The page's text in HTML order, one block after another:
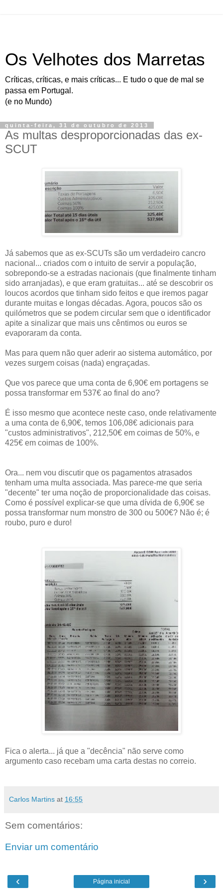
Os Velhotes dos Marretas
Críticas, críticas, e mais críticas... E tudo o que de mal se
passa em Portugal.
(e no Mundo)
quinta-feira, 31 de outubro de 2013
As multas desproporcionadas das ex-
SCUT
Já sabemos que as ex-SCUTs são um verdadeiro cancro
nacional... criados com o intuito de servir a população,
sobrepondo-se a estradas nacionais (que finalmente tinham
sido arranjadas), e que eram gratuitas... até se descobrir os
loucos acordos que tinham sido feitos e que iremos pagar
durante muitas e longas décadas. Agora, poucos são os
quilómetros que se podem circular sem que o identificador
apite a sinalizar que mais uns cêntimos ou euros se
evaporaram da conta.
Mas para quem não quer aderir ao sistema automático, por
vezes surgem coisas (nada) engraçadas.
Que vos parece que uma conta de 6,90€ em portagens se
possa transformar em 537€ ao final do ano?
É isso mesmo que acontece neste caso, onde relativamente
a uma conta de 6,90€, temos 106,08€ adicionais para
"custos administrativos", 212,50€ em coimas de 50%, e
425€ em coimas de 100%.
Ora... nem vou discutir que os pagamentos atrasados
tenham uma multa associada. Mas parece-me que seria
"decente" ter uma noção de proporcionalidade das coisas.
Como é possível explicar-se que uma dívida de 6,90€ se
possa transformar num monstro de 300 ou 500€? Não é; é
roubo, puro e duro!
Fica o alerta... já que a "decência" não serve como
argumento caso recebam uma carta destas no correio.
Carlos Martins at 16:55
Sem comentários:
Enviar um comentário
‹ ›
Página inicial